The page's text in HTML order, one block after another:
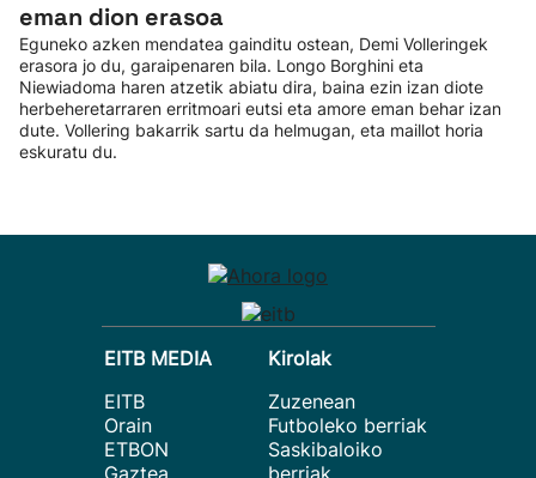
eman dion erasoa
Eguneko azken mendatea gainditu ostean, Demi Volleringek
erasora jo du, garaipenaren bila. Longo Borghini eta
Niewiadoma haren atzetik abiatu dira, baina ezin izan diote
herbeheretarraren erritmoari eutsi eta amore eman behar izan
dute. Vollering bakarrik sartu da helmugan, eta maillot horia
eskuratu du.
EITB MEDIA
EITB
Orain
ETBON
Gaztea
Kirolak
Zuzenean
Futboleko berriak
Saskibaloiko
berriak